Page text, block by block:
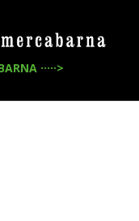
·····>